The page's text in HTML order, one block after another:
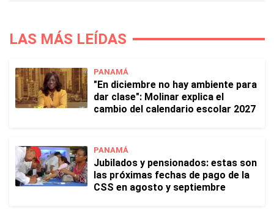
LAS MÁS LEÍDAS
PANAMÁ
"En diciembre no hay ambiente para
dar clase": Molinar explica el
cambio del calendario escolar 2027
PANAMÁ
Jubilados y pensionados: estas son
las próximas fechas de pago de la
CSS en agosto y septiembre